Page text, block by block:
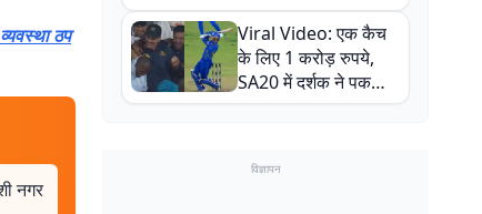
ठप
नगर
न्यूजीलैंड सीरीज से पहले
बाल-बाल बचे
Viral Video: एक कैच
के लिए 1 करोड़ रुपये,
SA20 में दर्शक ने पकड़ा
एक हाथ से गजब का कैच
विज्ञापन